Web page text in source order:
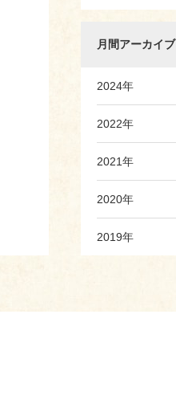
月間アーカイブ
2024年
2022年
2021年
2020年
2019年